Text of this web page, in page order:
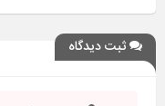
ثبت دیدگاه